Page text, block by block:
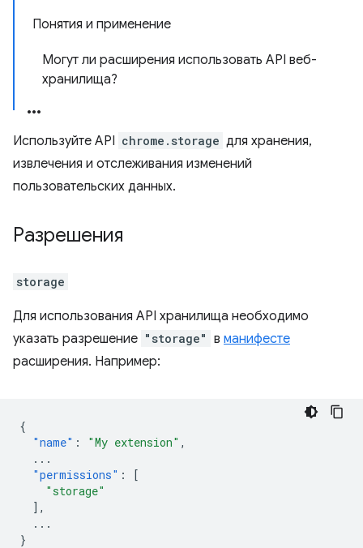
Понятия и применение
Могут ли расширения использовать API веб-
хранилища?
Используйте API chrome.storage для хранения,
извлечения и отслеживания изменений
пользовательских данных.
Разрешения
storage
Для использования API хранилища необходимо
указать разрешение "storage" в манифесте
расширения. Например:
{
"name" : "My extension" ,
...
"permissions" :
[
"storage"
],
...
}